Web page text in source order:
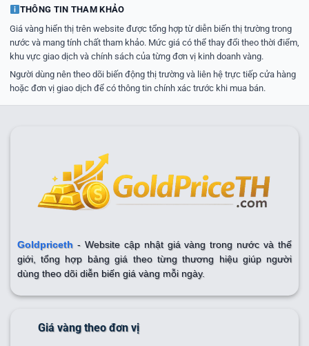
THÔNG TIN THAM KHẢO
Giá vàng hiển thị trên website được tổng hợp từ diễn biến thị trường trong
nước và mang tính chất tham khảo. Mức giá có thể thay đổi theo thời điểm,
khu vực giao dịch và chính sách của từng đơn vị kinh doanh vàng.
Người dùng nên theo dõi biến động thị trường và liên hệ trực tiếp cửa hàng
hoặc đơn vị giao dịch để có thông tin chính xác trước khi mua bán.
Goldpriceth- Website cập nhật giá vàng trong nước và thế
giới, tổng hợp bảng giá theo từng thương hiệu giúp người
dùng theo dõi diễn biến giá vàng mỗi ngày.
Giá vàng theo đơn vị